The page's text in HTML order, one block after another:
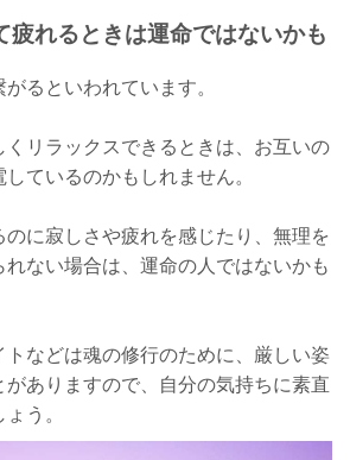
疲れるときは運命ではないかも
るといわれています。
リラックスできるときは、お互いの
ているのかもしれません。
のに寂しさや疲れを感じたり、無理を
れない場合は、運命の人ではないかも
などは魂の修行のために、厳しい姿
ありますので、自分の気持ちに素直
う。